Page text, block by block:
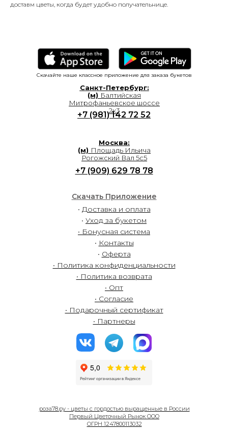
доставм цветы, когда будет удобно получательнице.
• Доставка и оплата
• Уход за букетом
• Бонусная система
• Контакты
• Оферта
• Политика конфиденциальности
• Политика возврата
• Опт
• Согласие
• Подарочный сертификат
• Партнеры
+7 (909) 629 78 78
Санкт-Петербург:
(м) Балтийская
Митрофаньевское шоссе
2к3
Скачать Приложение
+7 (981) 142 72 52
роза78.ру - цветы с гордостью выращенные в России
Первый Цветочный Рынок ООО
ОГРН 1247800113032
Москва:
(м) Площадь Ильича
Рогожский Вал 5с5
Скачайте наше классное приложение для заказа букетов